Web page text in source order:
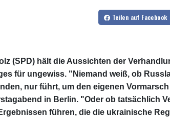
Teilen auf Facebook
(SPD) hält die Aussichten der
für ungewiss. "Niemand weiß, ob
nur führt, um den eigenen
in Berlin. "Oder ob tatsächlich
führen, die die ukrainische